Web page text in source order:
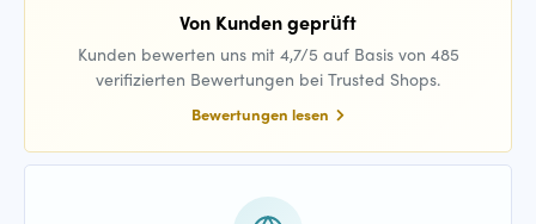
Von Kunden geprüft
Kunden bewerten uns mit 4,7/5 auf Basis von 485
verifizierten Bewertungen bei Trusted Shops.
Bewertungen lesen